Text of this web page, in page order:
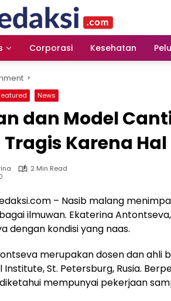
Corporasi Kesehatan
News
dan Model
Tragis Karena Hal
2 Min Read
– Nasib malang
ilmuwan. Ekaterina
dengan kondisi yang naas.
merupakan dosen dan ahli
Institute, St. Petersburg, Rusia.
mempunyai pekerjaan